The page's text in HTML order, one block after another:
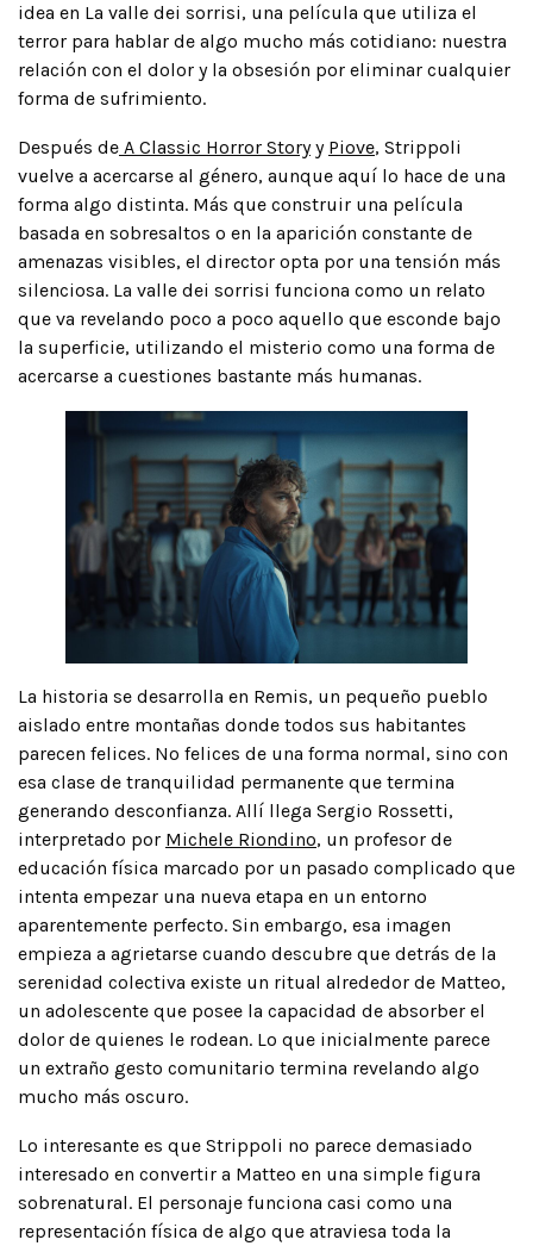
idea en La valle dei sorrisi, una película que utiliza el
terror para hablar de algo mucho más cotidiano: nuestra
relación con el dolor y la obsesión por eliminar cualquier
forma de sufrimiento.
Después de A Classic Horror Storyy Piove, Strippoli
vuelve a acercarse al género, aunque aquí lo hace de una
forma algo distinta. Más que construir una película
basada en sobresaltos o en la aparición constante de
amenazas visibles, el director opta por una tensión más
silenciosa. La valle dei sorrisi funciona como un relato
que va revelando poco a poco aquello que esconde bajo
la superficie, utilizando el misterio como una forma de
acercarse a cuestiones bastante más humanas.
La historia se desarrolla en Remis, un pequeño pueblo
aislado entre montañas donde todos sus habitantes
parecen felices. No felices de una forma normal, sino con
esa clase de tranquilidad permanente que termina
generando desconfianza. Allí llega Sergio Rossetti,
interpretado por Michele Riondino, un profesor de
educación física marcado por un pasado complicado que
intenta empezar una nueva etapa en un entorno
aparentemente perfecto. Sin embargo, esa imagen
empieza a agrietarse cuando descubre que detrás de la
serenidad colectiva existe un ritual alrededor de Matteo,
un adolescente que posee la capacidad de absorber el
dolor de quienes le rodean. Lo que inicialmente parece
un extraño gesto comunitario termina revelando algo
mucho más oscuro.
Lo interesante es que Strippoli no parece demasiado
interesado en convertir a Matteo en una simple figura
sobrenatural. El personaje funciona casi como una
representación física de algo que atraviesa toda la